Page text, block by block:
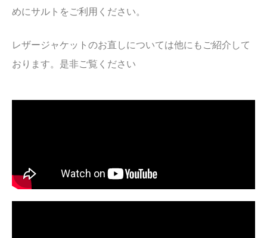
めにサルトをご利用ください。
レザージャケットのお直しについては他にもご紹介して
おります。是非ご覧ください